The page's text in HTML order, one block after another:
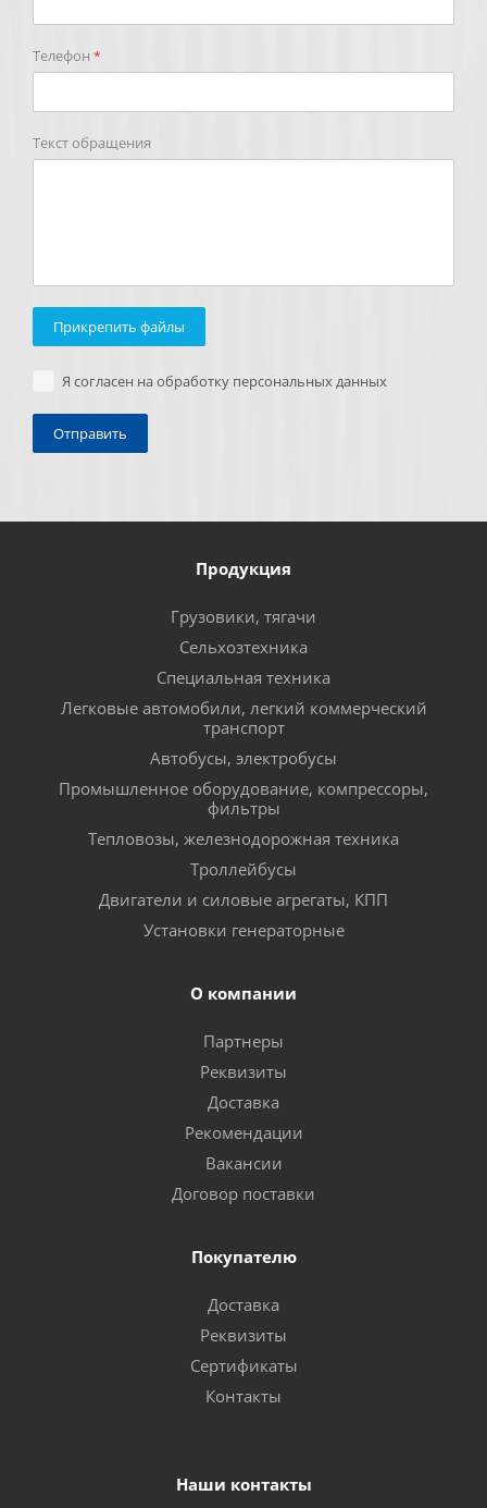
Телефон *
Текст обращения
Прикрепить файлы
Я согласен на обработку персональных данных
Продукция
Грузовики, тягачи
Сельхозтехника
Специальная техника
Легковые автомобили, легкий коммерческий
транспорт
Автобусы, электробусы
Промышленное оборудование, компрессоры,
фильтры
Тепловозы, железнодорожная техника
Троллейбусы
Двигатели и силовые агрегаты, КПП
Установки генераторные
О компании
Партнеры
Реквизиты
Доставка
Рекомендации
Вакансии
Договор поставки
Покупателю
Доставка
Реквизиты
Сертификаты
Контакты
Наши контакты